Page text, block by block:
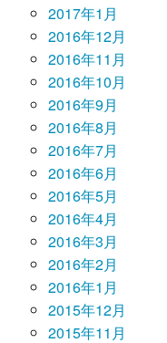
2017年1月
2016年12月
2016年11月
2016年10月
2016年9月
2016年8月
2016年7月
2016年6月
2016年5月
2016年4月
2016年3月
2016年2月
2016年1月
2015年12月
2015年11月